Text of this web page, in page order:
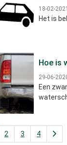
18-02-
Het is
Hoe is
29-06-
Een
2 3 4